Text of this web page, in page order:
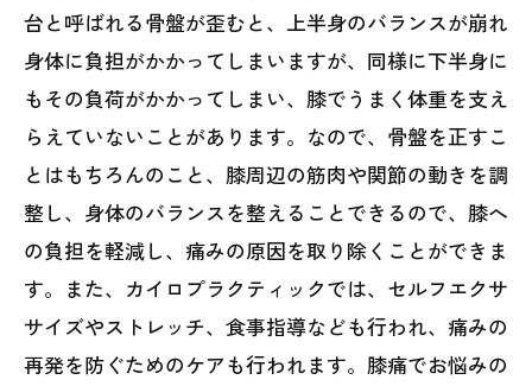
台と呼ばれる骨盤が歪むと、上半身のバランスが崩れ
身体に負担がかかってしまいますが、同様に下半身に
もその負荷がかかってしまい、膝でうまく体重を支え
らえていないことがあります。なので、骨盤を正すこ
とはもちろんのこと、膝周辺の筋肉や関節の動きを調
整し、身体のバランスを整えることできるので、膝へ
の負担を軽減し、痛みの原因を取り除くことができま
す。また、カイロプラクティックでは、セルフエクサ
サイズやストレッチ、食事指導なども行われ、痛みの
再発を防ぐためのケアも行われます。膝痛でお悩みの